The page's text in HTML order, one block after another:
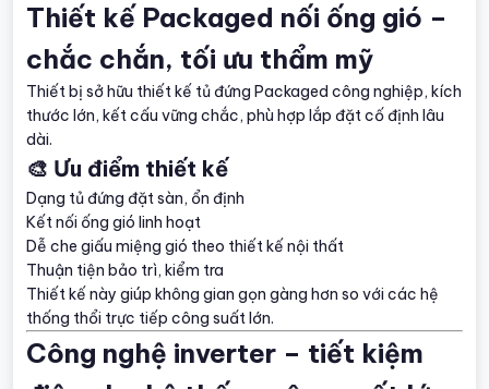
Thiết kế Packaged nối ống gió –
chắc chắn, tối ưu thẩm mỹ
Thiết bị sở hữu thiết kế tủ đứng Packaged công nghiệp, kích
thước lớn, kết cấu vững chắc, phù hợp lắp đặt cố định lâu
dài.
🎨 Ưu điểm thiết kế
Dạng tủ đứng đặt sàn, ổn định
Kết nối ống gió linh hoạt
Dễ che giấu miệng gió theo thiết kế nội thất
Thuận tiện bảo trì, kiểm tra
Thiết kế này giúp không gian gọn gàng hơn so với các hệ
thống thổi trực tiếp công suất lớn.
Công nghệ inverter – tiết kiệm